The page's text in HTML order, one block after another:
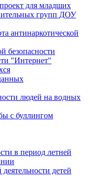
для младших
групп ДОУ
антинаркотической
безопасности
"Интернет"
людей на водных
с буллингом
в период летней
детей